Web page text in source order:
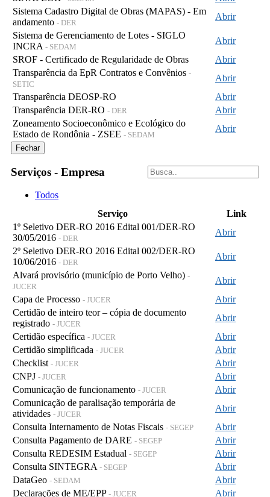
Sistema Cadastro Digital de Obras (MAPAS) - Em
andamento - DER
Abrir
Sistema de Gerenciamento de Lotes - SIGLO
INCRA - SEDAM
Abrir
SROF - Certificado de Regularidade de Obras
Abrir
Transparência da EpR Contratos e Convênios -
SETIC
Abrir
Transparência DEOSP-RO
Abrir
Transparência DER-RO - DER
Abrir
Zoneamento Socioeconômico e Ecológico do
Estado de Rondônia - ZSEE - SEDAM
Abrir
Fechar
Serviços - Empresa
Todos
Serviço
Link
1º Seletivo DER-RO 2016 Edital 001/DER-RO
30/05/2016 - DER
Abrir
2º Seletivo DER-RO 2016 Edital 002/DER-RO
10/06/2016 - DER
Abrir
Alvará provisório (município de Porto Velho) -
JUCER
Abrir
Capa de Processo - JUCER
Abrir
Certidão de inteiro teor – cópia de documento
registrado - JUCER
Abrir
Certidão específica - JUCER
Abrir
Certidão simplificada - JUCER
Abrir
Checklist - JUCER
Abrir
CNPJ - JUCER
Abrir
Comunicação de funcionamento - JUCER
Abrir
Comunicação de paralisação temporária de
atividades - JUCER
Abrir
Consulta Internamento de Notas Fiscais - SEGEP
Abrir
Consulta Pagamento de DARE - SEGEP
Abrir
Consulta REDESIM Estadual - SEGEP
Abrir
Consulta SINTEGRA - SEGEP
Abrir
DataGeo - SEDAM
Abrir
Declarações de ME/EPP - JUCER Abrir